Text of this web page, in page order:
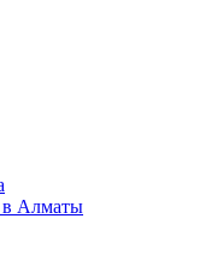
в Алматы